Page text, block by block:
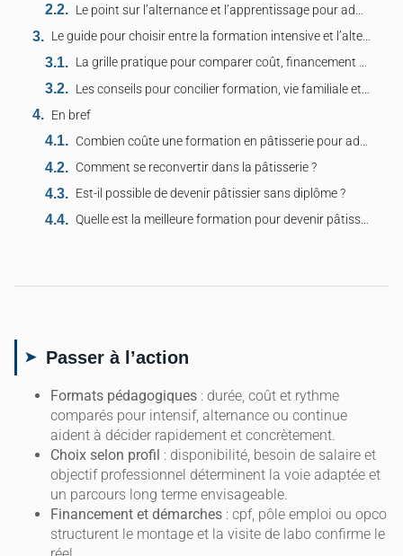
Le point sur l’alternance et l’apprentissage pour adultes avec rôles des entreprises et organismes.
Le guide pour choisir entre la formation intensive et l’alternance selon profil visé et contraintes.
La grille pratique pour comparer coût, financement et durée selon objectifs professionnels ciblés.
Les conseils pour concilier formation, vie familiale et démarches administratives et financières.
En bref
Combien coûte une formation en pâtisserie pour adulte ?
Comment se reconvertir dans la pâtisserie ?
Est-il possible de devenir pâtissier sans diplôme ?
Quelle est la meilleure formation pour devenir pâtissier ?
Passer à l’action
Formats pédagogiques : durée, coût et rythme
comparés pour intensif, alternance ou continue
aident à décider rapidement et concrètement.
Choix selon profil : disponibilité, besoin de salaire et
objectif professionnel déterminent la voie adaptée et
un parcours long terme envisageable.
Financement et démarches : cpf, pôle emploi ou opco
structurent le montage et la visite de labo confirme le